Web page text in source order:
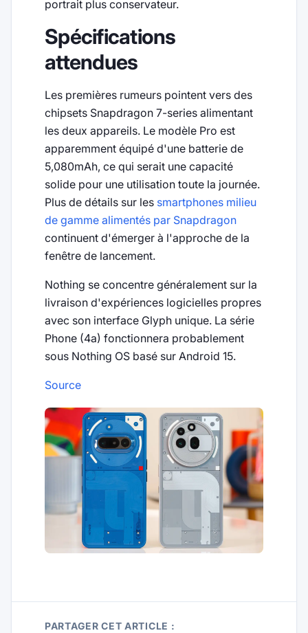
portrait plus conservateur.
Spécifications
attendues
Les premières rumeurs pointent vers des
chipsets Snapdragon 7-series alimentant
les deux appareils. Le modèle Pro est
apparemment équipé d'une batterie de
5,080mAh, ce qui serait une capacité
solide pour une utilisation toute la journée.
Plus de détails sur les smartphones milieu
de gamme alimentés par Snapdragon
continuent d'émerger à l'approche de la
fenêtre de lancement.
Nothing se concentre généralement sur la
livraison d'expériences logicielles propres
avec son interface Glyph unique. La série
Phone (4a) fonctionnera probablement
sous Nothing OS basé sur Android 15.
Source
PARTAGER CET ARTICLE :